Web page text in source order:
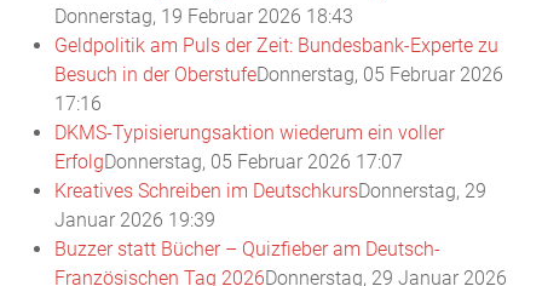
Donnerstag, 19 Februar 2026 18:43
Geldpolitik am Puls der Zeit: Bundesbank-Experte zu
Besuch in der OberstufeDonnerstag, 05 Februar 2026
17:16
DKMS-Typisierungsaktion wiederum ein voller
ErfolgDonnerstag, 05 Februar 2026 17:07
Kreatives Schreiben im DeutschkursDonnerstag, 29
Januar 2026 19:39
Buzzer statt Bücher – Quizfieber am Deutsch-
Französischen Tag 2026Donnerstag, 29 Januar 2026